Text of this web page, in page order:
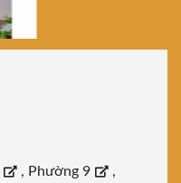
, Phường 9
,